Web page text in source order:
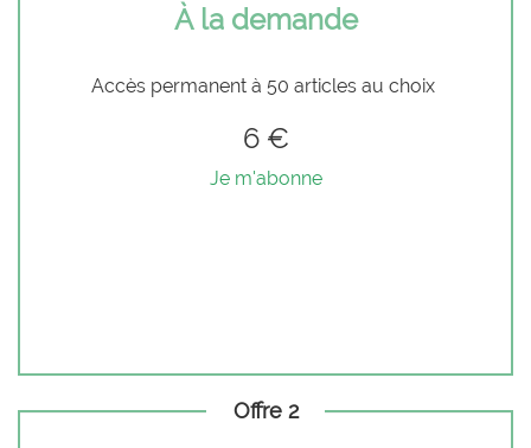
À la demande
Accès permanent à 50 articles au choix
6 €
Je m'abonne
Offre 2